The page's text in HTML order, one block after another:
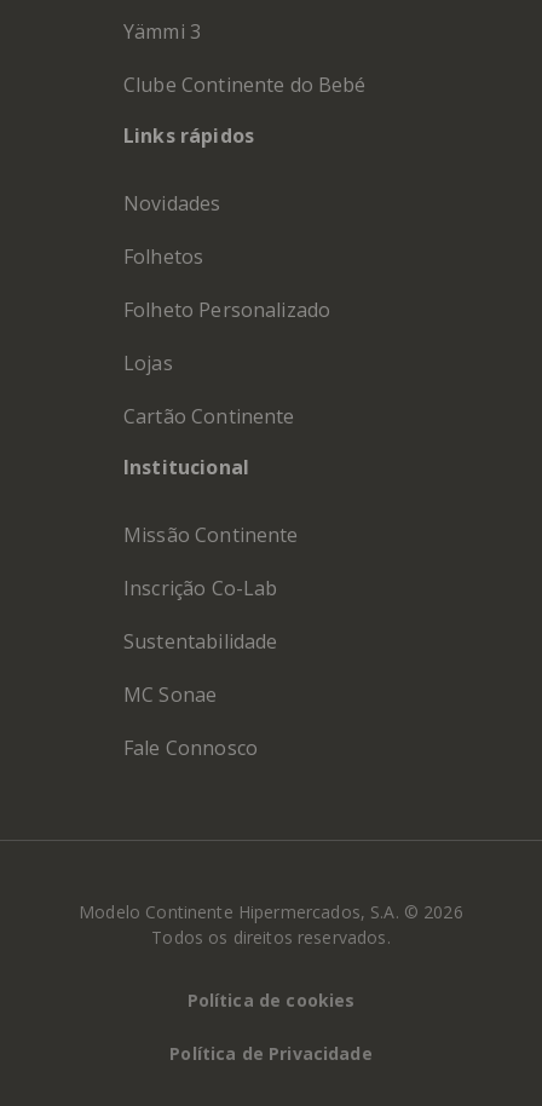
Yämmi 3
Clube Continente do Bebé
Links rápidos
Novidades
Folhetos
Folheto Personalizado
Lojas
Cartão Continente
Institucional
Missão Continente
Inscrição Co-Lab
Sustentabilidade
MC Sonae
Fale Connosco
Modelo Continente Hipermercados, S.A. © 2026
Todos os direitos reservados.
Política de cookies
Política de Privacidade